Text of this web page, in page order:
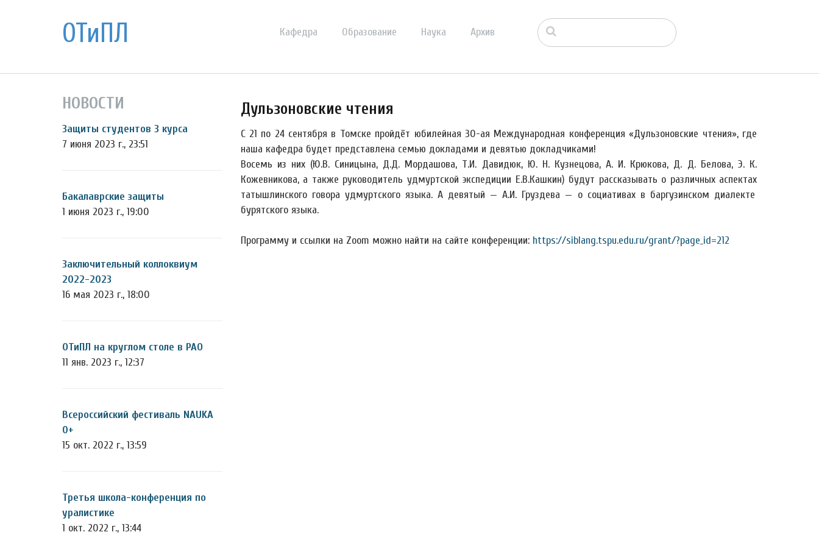
ОТиПЛ Кафедра Образование Наука Архив
НОВОСТИ
Защиты студентов 3 курса
7 июня 2023 г., 23:51
Бакалаврские защиты
1 июня 2023 г., 19:00
Заключительный коллоквиум
2022-2023
16 мая 2023 г., 18:00
ОТиПЛ на круглом столе в РАО
11 янв. 2023 г., 12:37
Всероссийский фестиваль NAUKA
0+
15 окт. 2022 г., 13:59
Третья школа-конференция по
уралистике
1 окт. 2022 г., 13:44
Дульзоновские чтения
С 21 по 24 сентября в Томске пройдёт юбилейная 30-ая Международная конференция «Дульзоновские чтения», где
наша кафедра будет представлена семью докладами и девятью докладчиками!
Восемь из них (Ю.В. Синицына, Д.Д. Мордашова, Т.И. Давидюк, Ю. Н. Кузнецова, А. И. Крюкова, Д. Д. Белова, Э. К.
Кожевникова, а также руководитель удмуртской экспедиции Е.В.Кашкин) будут рассказывать о различных аспектах
татышлинского говора удмуртского языка. А девятый — А.И. Груздева — о социативах в баргузинском диалекте
бурятского языка.
Программу и ссылки на Zoom можно найти на сайте конференции: https://siblang.tspu.edu.ru/grant/?page_id=212